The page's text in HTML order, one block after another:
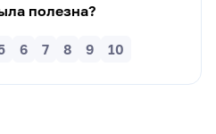
полезна?
10
9
8
7
6